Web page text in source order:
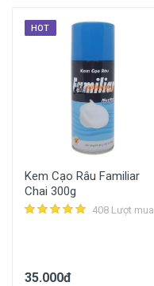
HOT
Kem Cạo Râu Familiar
Chai 300g
408 Lượt mua
35.000đ